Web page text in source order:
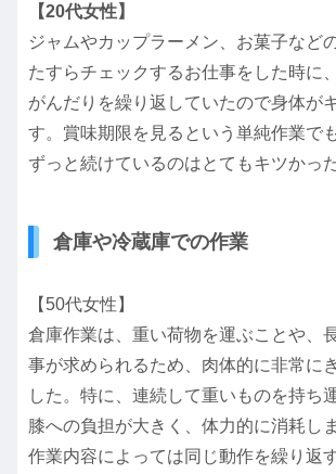
【20代女性】
ジャムやカップラーメン、お菓子など
たすらチェックするお仕事をした時に
がんだりを繰り返していたので身体が
す。賞味期限を見るという単純作業で
ずっと続けているのはとてもキツかっ
倉庫や冷蔵庫での作業
【50代女性】
倉庫作業は、重い荷物を運ぶことや、
事が求められるため、肉体的に非常に
した。特に、連続して重いものを持ち
膝への負担が大きく、体力的に消耗し
作業内容によっては同じ動作を繰り返